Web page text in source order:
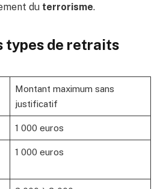
du terrorisme.
types de retraits
Montant maximum sans
justificatif
1 000 euros
1 000 euros